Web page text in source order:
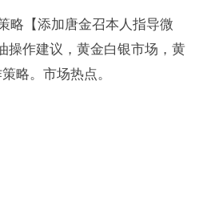
略【添加唐金召本人指导微
操作建议，黄金白银市场，黄
略。市场热点。